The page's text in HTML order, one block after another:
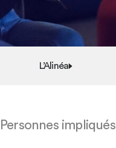
L’Alinéa
Personnes impliqués